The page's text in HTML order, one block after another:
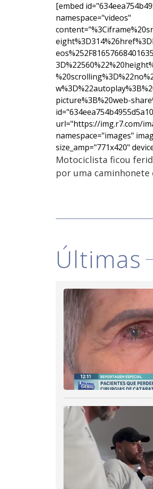
[embed
namespace="videos"
picture%3B%20web-
url="https://img.r7.com/
namespace="images"
size_amp="771x420"
Motociclista ficou
por uma caminhonete
Últimas